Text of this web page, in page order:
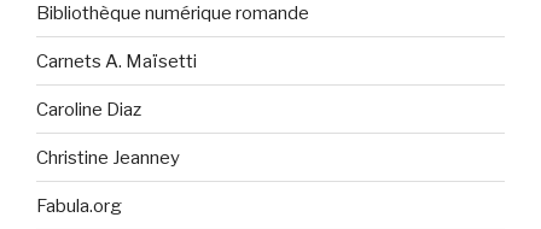
Bibliothèque numérique romande
Carnets A. Maïsetti
Caroline Diaz
Christine Jeanney
Fabula.org